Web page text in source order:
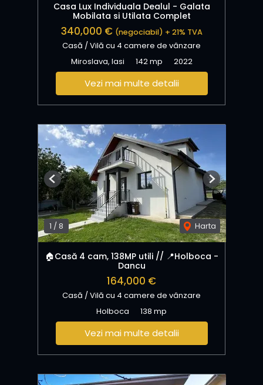
Casa Lux Individuala Dealul - Galata
Mobilata si Utilata Complet
340,000 € (negociabil) + 21% TVA
Casă / Vilă cu 4 camere de vânzare
Miroslava, Iasi
142 mp 2022
Vezi mai multe detalii
1 /8 Harta
Previous Next
🏠Casă 4 cam, 138MP utili // 📍Holboca -
Dancu
164,000 €
Casă / Vilă cu 4 camere de vânzare
Holboca
138 mp
Vezi mai multe detalii